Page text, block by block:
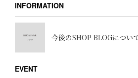
INFORMATION
今後のSHOP BLOGについ
EVENT